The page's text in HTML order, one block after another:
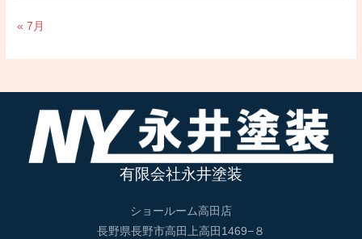
« 7月
有限会社永井塗装
ショールーム高田店
長野県長野市高田上高田1469−８